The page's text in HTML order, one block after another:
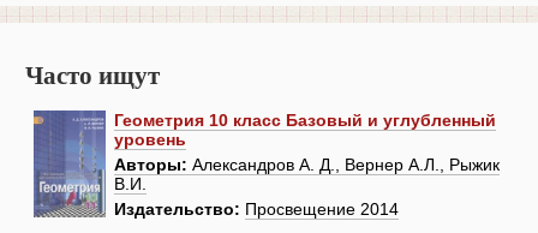
Часто ищут
Геометрия 10 класс Базовый и углубленный
уровень
Авторы: Александров А. Д., Вернер А.Л., Рыжик
В.И.
Издательство: Просвещение 2014